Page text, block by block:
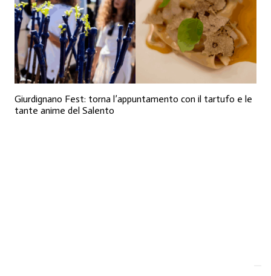
Giurdignano Fest: torna l’appuntamento con il tartufo e le
tante anime del Salento